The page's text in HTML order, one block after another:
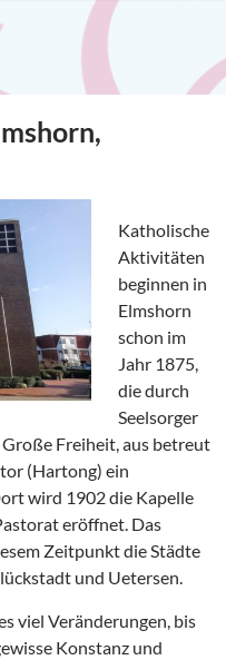
Katholische
Aktivitäten
beginnen in
Elmshorn
schon im
Jahr 1875,
die durch
Seelsorger
Freiheit, aus betreut
(Hartong) ein
wird 1902 die Kapelle
eröffnet. Das
Zeitpunkt die Städte
und Uetersen.
viel Veränderungen, bis
Konstanz und